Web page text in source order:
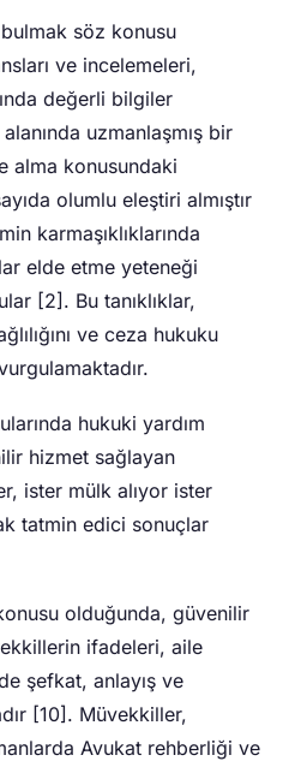
söz konusu
ve incelemeleri,
değerli bilgiler
uzmanlaşmış bir
alma konusundaki
olumlu eleştiri almıştır
karmaşıklıklarında
elde etme yeteneği
[2]. Bu tanıklıklar,
ve ceza hukuku
hukuki yardım
hizmet sağlayan
ister mülk alıyor ister
tatmin edici sonuçlar
olduğunda, güvenilir
ifadeleri, aile
şefkat, anlayış ve
[10]. Müvekkiller,
Avukat rehberliği ve